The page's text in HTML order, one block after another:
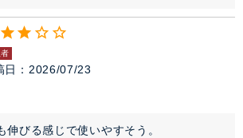
日 2026/07/23
伸びる感じで使いやすそう。